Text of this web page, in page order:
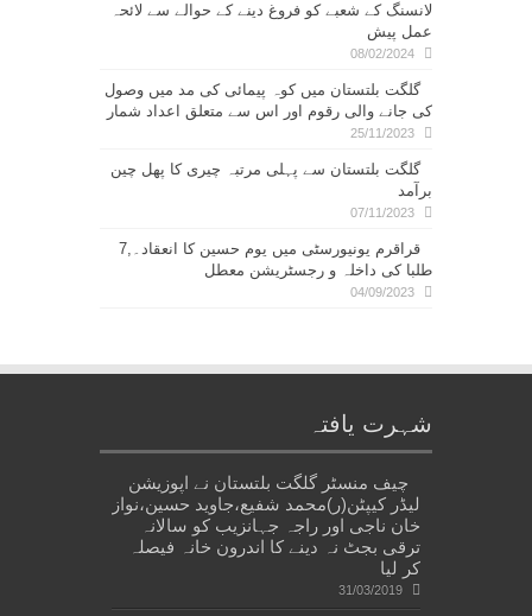
لانسنگ کے شعبے کو فروغ دینے کے حوالے سے لائحہ
عمل پیش
08/02/2024
گلگت بلتستان میں کوہ پیمائی کی مد میں وصول
کی جانے والی رقوم اور اس سے متعلق اعداد شمار
25/11/2023
گلگت بلتستان سے پہلی مرتبہ چیری کا پھل چین
برآمد
07/11/2023
قراقرم یونیورسٹی میں یوم حسین کا انعقاد۔,7
طلبا کی داخلہ و رجسٹریشن معطل
04/09/2023
شہرت یافتہ
چیف منسٹر گلگت بلتستان نے اپوزیشن
لیڈر کیپٹن(ر)محمد شفیع،جاوید حسین،نواز
خان ناجی اور راجہ جہانزیب کو سالانہ
ترقی بجٹ نہ دینے کا اندرون خانہ فیصلہ
کر لیا
31/03/2019